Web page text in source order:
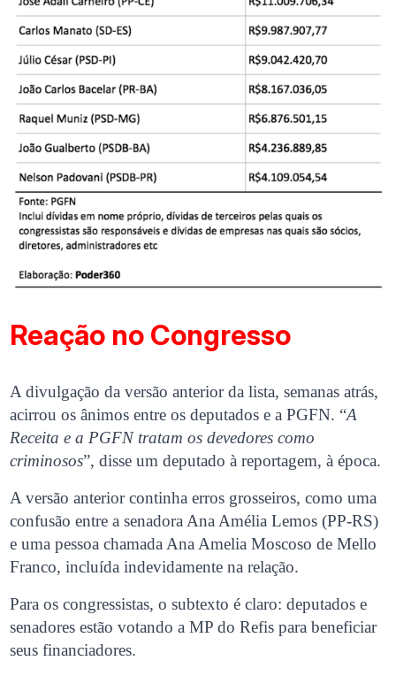
Reação no Congresso
A divulgação da versão anterior da lista, semanas atrás,
acirrou os ânimos entre os deputados e a PGFN. “A
Receita e a PGFN tratam os devedores como
criminosos”, disse um deputado à reportagem, à época.
A versão anterior continha erros grosseiros, como uma
confusão entre a senadora Ana Amélia Lemos (PP-RS)
e uma pessoa chamada Ana Amelia Moscoso de Mello
Franco, incluída indevidamente na relação.
Para os congressistas, o subtexto é claro: deputados e
senadores estão votando a MP do Refis para beneficiar
seus financiadores.